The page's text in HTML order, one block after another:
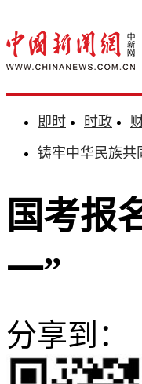
即时 时政
铸牢中华民族共
国考报
一”
分享到：